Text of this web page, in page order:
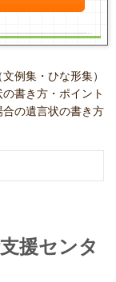
例集・ひな形集）
書き方・ポイント
合の遺言状の書き方
援センタ